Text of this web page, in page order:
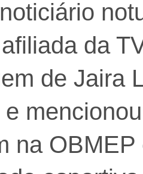
da
de Jaira
na